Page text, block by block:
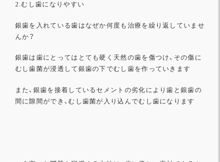
2.むし歯になりやすい
銀歯を入れている歯はなぜか何度も治療を繰り返していませ
んか？
銀歯は歯にとってはとても硬く天然の歯を傷つけ、その傷に
むし歯菌が浸透して銀歯の下でむし歯を作っていきます
また、銀歯を接着しているセメントの劣化により歯と銀歯の
間に隙間ができ、むし歯菌が入り込んでむし歯になります